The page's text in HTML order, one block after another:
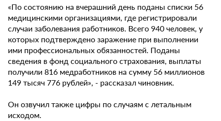
«По состоянию на вчерашний день поданы списки 56
медицинскими организациями, где регистрировали
случаи заболевания работников. Всего 940 человек, у
которых подтверждено заражение при выполнении
ими профессиональных обязанностей. Поданы
сведения в фонд социального страхования, выплаты
получили 816 медработников на сумму 56 миллионов
149 тысяч 776 рублей», - рассказал чиновник.
Он озвучил также цифры по случаям с летальным
исходом.